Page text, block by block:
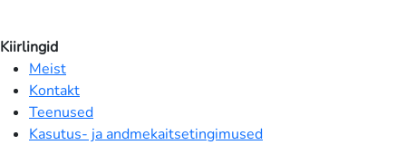
Kiirlingid
Meist
Kontakt
Teenused
Kasutus- ja andmekaitsetingimused